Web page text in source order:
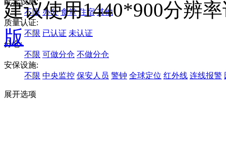
不限 办公 食堂 住宿 其他
质量认证:
不限 已认证 未认证
分仓:
不限 可做分仓 不做分仓
安保设施:
不限 中央监控 保安人员 警钟 全球定位 红外线 连线报警
展开选项
建议使用1440*900分辨
版